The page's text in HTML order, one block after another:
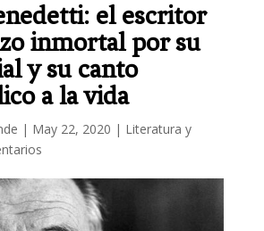
el escritor
inmortal por su
y su canto
a la vida
| May 22, 2020 | Literatura y